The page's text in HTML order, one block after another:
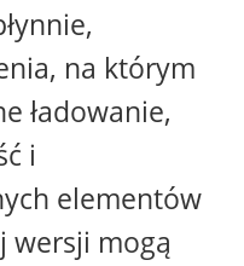
na którym
ładowanie,
i
elementów
wersji mogą